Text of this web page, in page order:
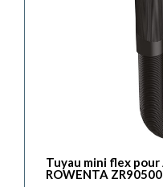
Tuyau mini flex
ROWENTA